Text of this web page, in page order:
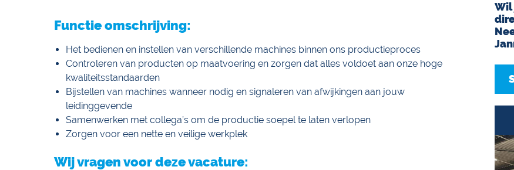
Functie omschrijving:
Het bedienen en instellen van verschillende machines binnen ons productieproces
Controleren van producten op maatvoering en zorgen dat alles voldoet aan onze hoge
kwaliteitsstandaarden
Bijstellen van machines wanneer nodig en signaleren van afwijkingen aan jouw
leidinggevende
Samenwerken met collega’s om de productie soepel te laten verlopen
Zorgen voor een nette en veilige werkplek
Wij vragen voor deze vacature:
Wil